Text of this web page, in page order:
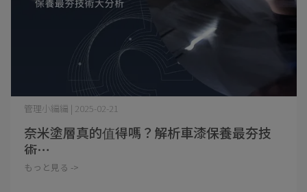
管理小編編 | 2025-02-21
奈米塗層真的值得嗎？解析車漆保養最夯技
術⋯
もっと見る ->